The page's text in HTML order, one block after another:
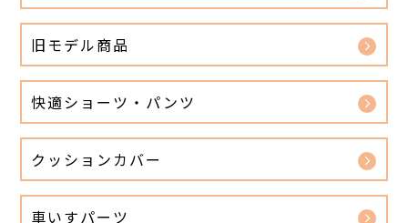
旧モデル商品
快適ショーツ・パンツ
クッションカバー
車いすパーツ